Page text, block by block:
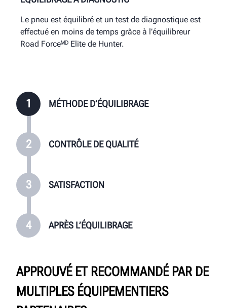
1 MÉTHODE D’ÉQUILIBRAGE
2 CONTRÔLE DE QUALITÉ
3 SATISFACTION
4 APRÈS L’ÉQUILIBRAGE
Le pneu est équilibré et un test de diagnostique est
effectué en moins de temps grâce à l’équilibreur
Road Forceᴹᴰ Elite de Hunter.
jante pour garantir un assemblage rond, ce qui ne
prend que quelques minutes supplémentaires lors
de l’installation.
tous les clients repartent satisfaits.
Forceᴹᴰ Elite de tous les autres ateliers.
APPROUVÉ ET RECOMMANDÉ PAR DE
MULTIPLES ÉQUIPEMENTIERS